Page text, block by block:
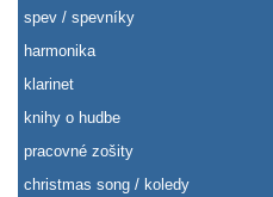
spev / spevníky
harmonika
klarinet
knihy o hudbe
pracovné zošity
christmas song / koledy